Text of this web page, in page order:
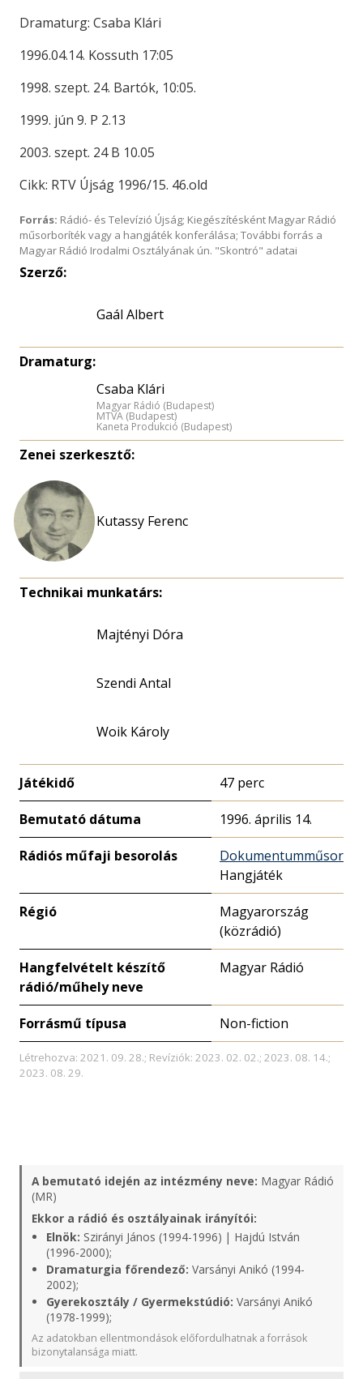
Dramaturg: Csaba Klári
1996.04.14. Kossuth 17:05
1998. szept. 24. Bartók, 10:05.
1999. jún 9. P 2.13
2003. szept. 24 B 10.05
Cikk: RTV Újság 1996/15. 46.old
Forrás: Rádió- és Televízió Újság; Kiegészítésként Magyar Rádió
műsorboríték vagy a hangjáték konferálása; További forrás a
Magyar Rádió Irodalmi Osztályának ún. "Skontró" adatai
Szerző:
Gaál Albert
Dramaturg:
Csaba Klári
Magyar Rádió (Budapest)
MTVA (Budapest)
Kaneta Produkció (Budapest)
Zenei szerkesztő:
Kutassy Ferenc
Technikai munkatárs:
Majtényi Dóra
Szendi Antal
Woik Károly
Játékidő 47 perc
Bemutató dátuma 1996. április 14.
Rádiós műfaji besorolás
Dokumentumműsor
Hangjáték
Régió
Magyarország
(közrádió)
Hangfelvételt készítő
rádió/műhely neve
Magyar Rádió
Forrásmű típusa Non-fiction
Létrehozva: 2021. 09. 28.; Revíziók: 2023. 02. 02.; 2023. 08. 14.;
2023. 08. 29.
A bemutató idején az intézmény neve: Magyar Rádió
(MR)
Ekkor a rádió és osztályainak irányítói:
Elnök: Szirányi János (1994-1996) | Hajdú István
(1996-2000);
Dramaturgia főrendező: Varsányi Anikó (1994-
2002);
Gyerekosztály / Gyermekstúdió: Varsányi Anikó
(1978-1999);
Az adatokban ellentmondások előfordulhatnak a források
bizonytalansága miatt.